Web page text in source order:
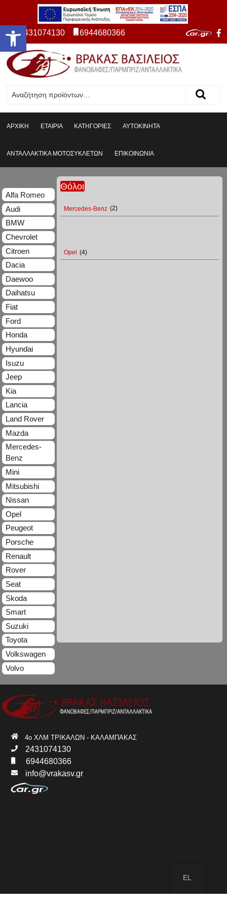
Ανοίξτε τη γραμμή εργαλείων 2431074130 6944680366
ΑΡΧΙΚΗ ΕΤΑΙΡΙΑ ΚΑΤΗΓΟΡΙΕΣ ΑΥΤΟΚΙΝΗΤΑ
ΑΝΤΑΛΛΑΚΤΙΚΑ ΜΟΤΟΣΥΚΛΕΤΩΝ ΕΠΙΚΟΙΝΩΝΙΑ
Θόλοι
Mercedes-Benz (2)
Opel (4)
Alfa Romeo
Audi
BMW
Chevrolet
Citroen
Dacia
Daewoo
Daihatsu
Fiat
Ford
Honda
Hyundai
Isuzu
Jeep
Kia
Lancia
Land Rover
Mazda
Mercedes-
Benz
Mini
Mitsubishi
Nissan
Opel
Peugeot
Porsche
Renault
Rover
Seat
Skoda
Smart
Suzuki
Toyota
Volkswagen
Volvo
4ο ΧΛΜ ΤΡΙΚΑΛΩΝ - ΚΑΛΑΜΠΑΚΑΣ
2431074130
6944680366
info@vrakasv.gr
EL